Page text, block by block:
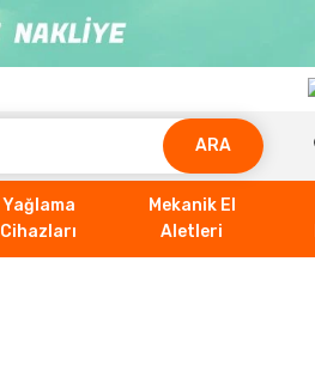
ARA
Yağlama
Cihazları
Mekanik El
Aletleri